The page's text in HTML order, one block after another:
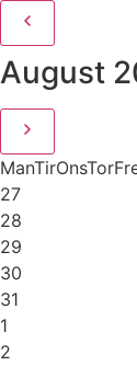
August
ManTirOnsTor
27
28
29
30
31
1
2